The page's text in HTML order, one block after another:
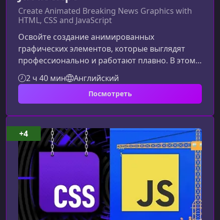
Create Animated Breaking News Graphics with
HTML, CSS and JavaScript
Освойте создание анимированных
графических элементов, которые выглядят
профессионально и работают плавно. В этом
курсе вы шаг за шагом научитесь строить
динамичные новостные оверлеи, ленты,
баннеры и визуальные эффекты на основе
принципах, лежащих в основе современной
анимации в веб‑среде.Что вы узнаете в этом
курсеКурс сфокусирован на практических
навыках и понимании того, как создаются
настоящие графическ
2 ч 40 мин Английский
Посмотреть
+4